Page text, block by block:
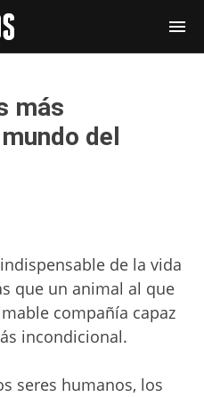
más
del
de la vida
que un animal al que
compañía capaz
incondicional.
seres humanos, los